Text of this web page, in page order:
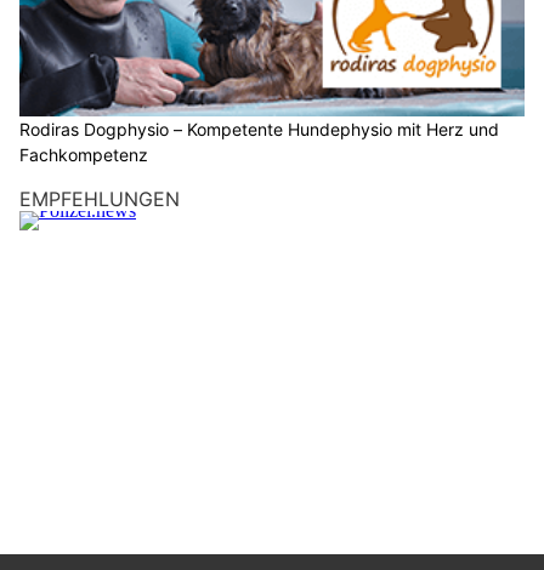
Rodiras Dogphysio – Kompetente Hundephysio mit Herz und
Fachkompetenz
EMPFEHLUNGEN